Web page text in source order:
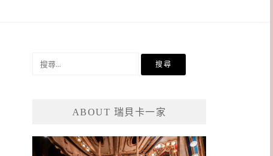
ABOUT 瑞貝卡一家